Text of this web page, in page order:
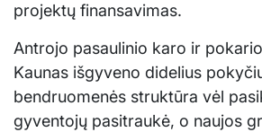
projektų finansavimas.
Antrojo pasaulinio karo ir
Kaunas išgyveno didelius
bendruomenės struktūra vėl
gyventojų pasitraukė, o naujos